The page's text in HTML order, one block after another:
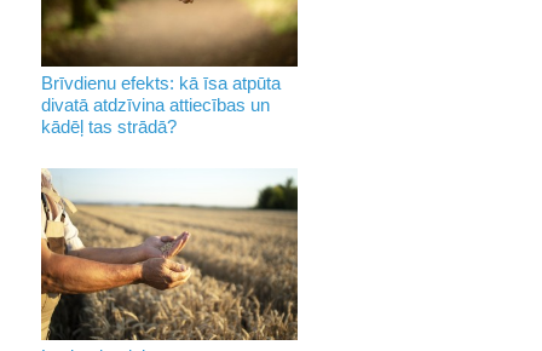
Brīvdienu efekts: kā īsa atpūta
divatā atdzīvina attiecības un
kādēļ tas strādā?